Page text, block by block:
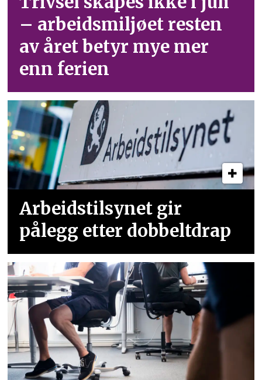
– arbeid­smiljøet resten
av året betyr mye mer
enn ferien
Arbeidstilsynet gir
pålegg etter dobbeltdrap